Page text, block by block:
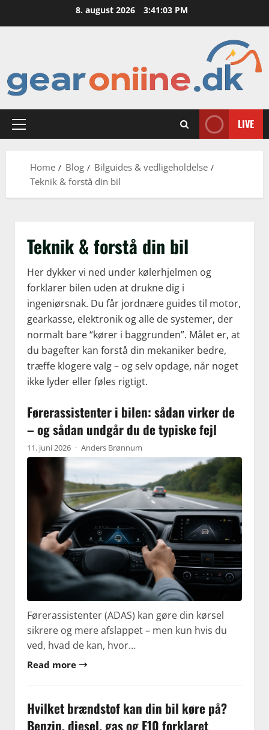
8. august 2026 3:41:04 PM
Primary
LIVE
Home Blog
Bilguides & vedligeholdelse
Teknik & forstå din bil
Teknik & forstå din bil
Her dykker vi ned under kølerhjelmen og
forklarer bilen uden at drukne dig i
ingeniørsnak. Du får jordnære guides til motor,
gearkasse, elektronik og alle de systemer, der
normalt bare “kører i baggrunden”. Målet er, at
du bagefter kan forstå din mekaniker bedre,
træffe klogere valg – og selv opdage, når noget
ikke lyder eller føles rigtigt.
Førerassistenter i bilen: sådan virker de
– og sådan undgår du de typiske fejl
11. juni 2026 · Anders Brønnum
Førerassistenter (ADAS) kan gøre din kørsel
sikrere og mere afslappet – men kun hvis du
ved, hvad de kan, hvor…
Read more →
Hvilket brændstof kan din bil køre på?
Benzin, diesel, gas og E10 forklaret